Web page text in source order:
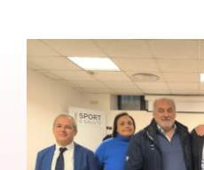
Contatti